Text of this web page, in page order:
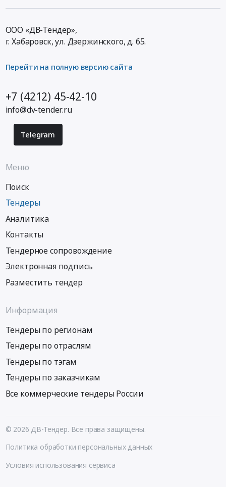
ООО «ДВ-Тендер»,
г. Хабаровск,ул. Дзержинского, д. 65.
Перейти на полную версию сайта
+7 (4212) 45-42-10
info@dv-tender.ru
Telegram
Меню
Поиск
Тендеры
Аналитика
Контакты
Тендерное сопровождение
Электронная подпись
Разместить тендер
Информация
Тендеры по регионам
Тендеры по отраслям
Тендеры по тэгам
Тендеры по заказчикам
Все коммерческие тендеры России
© 2026 ДВ-Тендер. Все права защищены.
Политика обработки персональных данных
Условия использования сервиса